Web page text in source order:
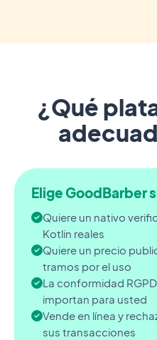
¿Qué
Elige GoodBarber
Quiere un nativo
Kotlin reales
Quiere un precio
tramos por el uso
La conformidad
importan para usted
Vende en línea y
sus transacciones